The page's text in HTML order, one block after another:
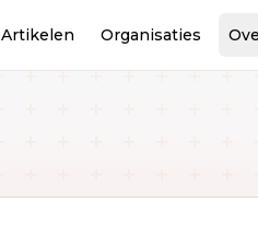
Artikelen Organisaties